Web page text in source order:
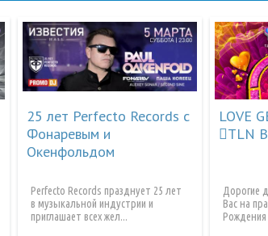
15 Июл 2026 16:15, на
От Архитектора
Роман Валерьевич Ч.
13 Июл 2026 18:08, на
Василий Евгеньевич
13 Июл 2026 14:07, на
Самое лучшее радио!
25 лет Perfecto Records с
Фонаревым и
Окенфольдом
Perfecto Records празднует 25 лет
в музыкальной индустрии и
приглашает всех жел...
LOVE
TLN
Дорогие
Вас на